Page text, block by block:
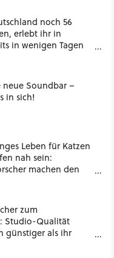
noch 56
erlebt ihr in
in wenigen Tagen
neue Soundbar –
in sich!
Leben für Katzen
nah sein:
machen den
1.200 Kommentare
nicht so einfach ist
zum
Studio-Qualität
günstiger als ihr